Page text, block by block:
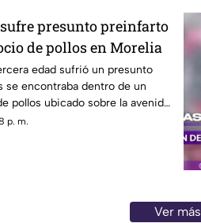
presunto preinfarto
de pollos en Morelia
edad sufrió un presunto
se encontraba dentro de un
pollos ubicado sobre la avenida
Morelia, durante la tarde de
p. m.
Ver más